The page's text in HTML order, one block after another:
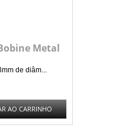
Metal
de diâm...
AO CARRINHO